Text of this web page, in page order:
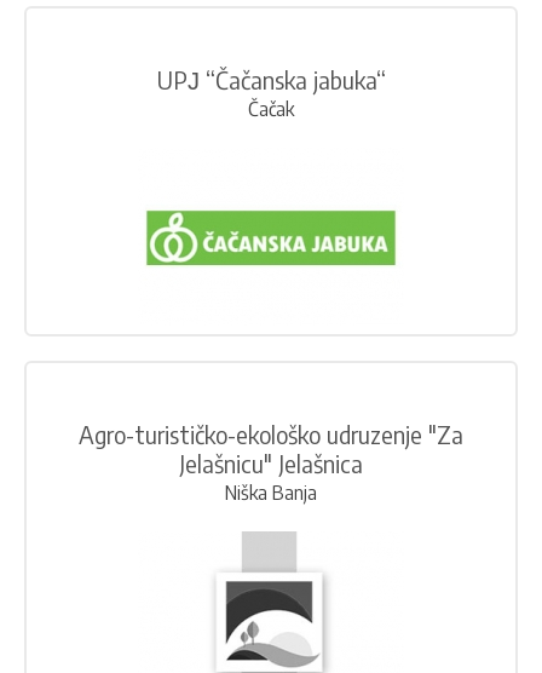
UPЈ “Čačanska jabuka“
Čačak
Agro-turističko-ekološko udruzenje "Za
Jelašnicu" Jelašnica
Niška Banja